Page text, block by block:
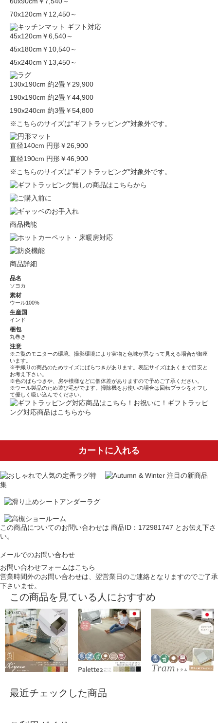
70x120cm ￥12,450～
45x120cm ￥6,540～
45x180cm ￥10,540～
45x240cm ￥13,450～
130x190cm 約2畳￥29,900
190x190cm 約2畳￥44,900
190x240cm 約3畳￥54,800
※こちらのサイズは"ギフトラッピング"対象外です。
直径140cm 円形￥26,900
直径190cm 円形￥46,900
※こちらのサイズは"ギフトラッピング"対象外です。
商品機能
商品詳細
品名
ソヨカ
素材
ウール100%
生産国
インド
梱包
丸巻き
注意
※ご覧のモニターの環境、撮影環境により実物と色味が異なって見える場合が御座
います。
※手織りの商品のためサイズにばらつきがあります。表記サイズはあくまで目安と
お考え下さい。
※色のばらつきや、房や模様などに個体差がありますので予めご了承ください。
※ウール製品のため遊び毛がでます。掃除機をお使いの場合は回転ブラシをオフし
て優しく吸い込んでください。
お祝いに！ギフトラッピ
ング対応商品はこちらから
カートに入れる
この商品についてのお問い合わせは 商品ID：172981747 とお伝え下さ
い。
メールでのお問い合わせ
お問い合わせフォームはこちら
営業時間外のお問い合わせは、翌営業日のご連絡となりますのでご了承
下さいませ。
この商品を見ている人におすすめ
最近チェックした商品